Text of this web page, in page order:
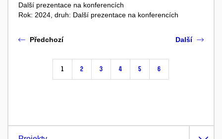
Další prezentace na konferencích
Rok: 2024, druh: Další prezentace na konferencích
Předchozí
1 2 3 4 5 6
Další